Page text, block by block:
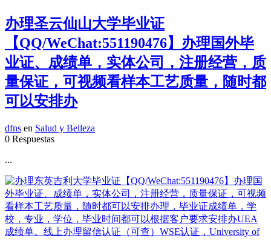
办理圣云仙山大学毕业证
【QQ/WeChat:551190476】办理国外毕
业证、成绩单，实体公司，注册经营，质
量保证，可视频看样本工艺质量，随时都
可以安排办
dfns en Salud y Belleza
0 Respuestas
...